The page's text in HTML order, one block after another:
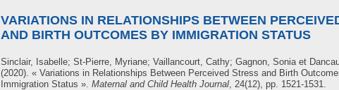
VARIATIONS IN RELATIONSHIPS BETWEEN
AND BIRTH OUTCOMES BY IMMIGRATION STATUS
Sinclair, Isabelle; St-Pierre, Myriane; Vaillancourt, Cathy; Gagnon, Soniaet
(2020). « Variations in Relationships Between Perceived Stress and Birth
Immigration Status ». Maternal and Child Health Journal, 24(12), pp. 1521-1531.